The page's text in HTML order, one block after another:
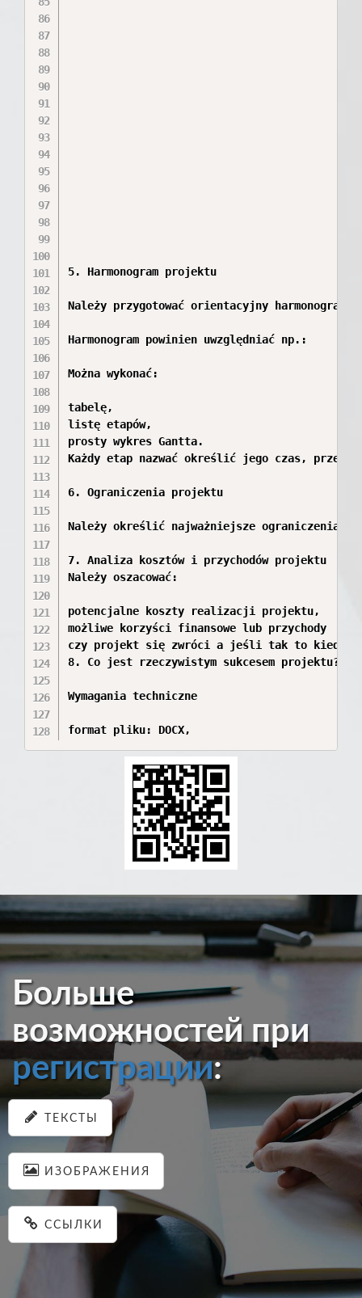
5. Harmonogram projektu
Należy przygotować orientacyjny
Harmonogram powinien uwzględniać np.:
Można wykonać:
tabelę,
listę etapów,
prosty wykres Gantta.
Każdy etap nazwać określić jego czas,
6. Ograniczenia projektu
Należy określić najważniejsze ograniczenia
7. Analiza kosztów i przychodów projektu
Należy oszacować:
potencjalne koszty realizacji projektu,
możliwe korzyści finansowe lub przychody
czy projekt się zwróci a jeśli tak to kiedy.
8. Co jest rzeczywistym sukcesem projektu?
Wymagania techniczne
Больше
возможностей при
регистрации:
ТЕКСТЫ
ИЗОБРАЖЕНИЯ
ССЫЛКИ